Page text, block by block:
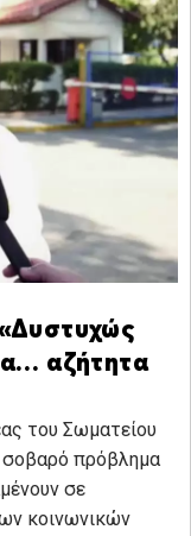
αζήτητα
του Σωματείου
πρόβλημα
σε
κοινωνικών